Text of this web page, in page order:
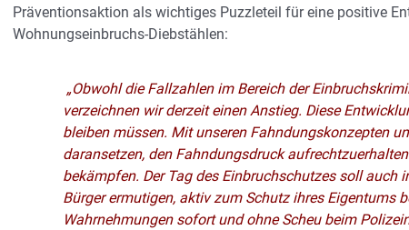
Präventionsaktion als wichtiges Puzzleteil für eine positive
Wohnungseinbruchs-Diebstählen:
„Obwohl die Fallzahlen im Bereich der
verzeichnen wir derzeit einen Anstieg. Diese
bleiben müssen. Mit unseren Fahndungskonzepten
daransetzen, den Fahndungsdruck
bekämpfen. Der Tag des Einbruchschutzes soll auch
Bürger ermutigen, aktiv zum Schutz ihres Eigentums
Wahrnehmungen sofort und ohne Scheu beim